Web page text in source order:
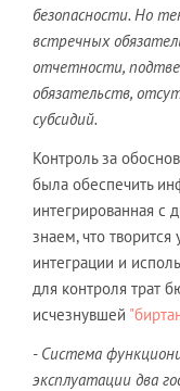
безопасности. Но
встречных
отчетности,
обязательств,
субсидий.
Контроль за
была обеспечить
интегрированная
знаем, что творится
интеграции и
для контроля трат
исчезнувшей
- Система
эксплуатации два